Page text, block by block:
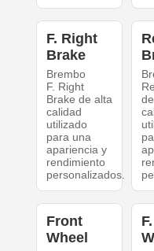
F. Right
Brake
Brembo
F. Right
Brake de alta
calidad
utilizado
para una
apariencia y
rendimiento
personalizados.
Front
Wheel